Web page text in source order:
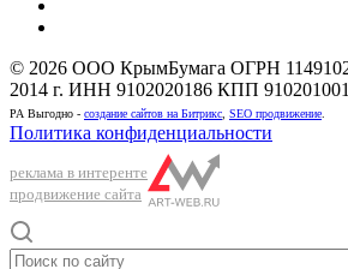
© 2026 ООО КрымБумага ОГРН
2014 г. ИНН 9102020186 КПП 910201001
РА Выгодно - создание сайтов на Битрикс SEO продвижение
Политика конфиденциальности
реклама в интеренте
продвижение сайта